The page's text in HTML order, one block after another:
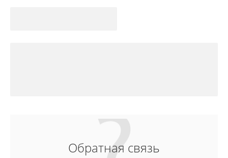
Обратная связь